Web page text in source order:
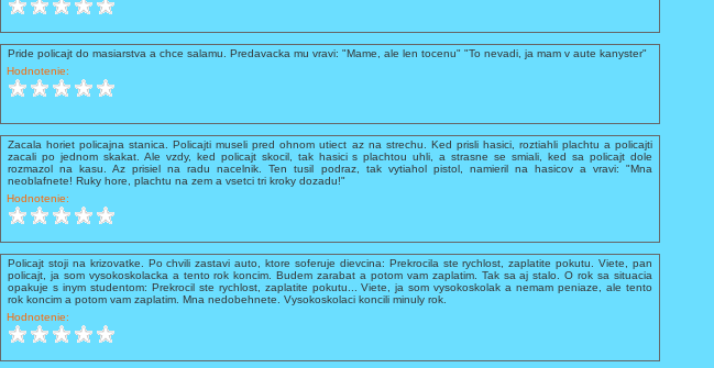
Pride policajt do masiarstva a chce salamu. Predavacka mu vravi: "Mame, ale len tocenu" "To nevadi, ja mam v aute kanyster"
Hodnotenie:
Zacala horiet policajna stanica. Policajti museli pred ohnom utiect az na strechu. Ked prisli hasici, roztiahli plachtu a policajti
zacali po jednom skakat. Ale vzdy, ked policajt skocil, tak hasici s plachtou uhli, a strasne se smiali, ked sa policajt dole
rozmazol na kasu. Az prisiel na radu nacelnik. Ten tusil podraz, tak vytiahol pistol, namieril na hasicov a vravi: "Mna
neoblafnete! Ruky hore, plachtu na zem a vsetci tri kroky dozadu!"
Hodnotenie:
Policajt stoji na krizovatke. Po chvili zastavi auto, ktore soferuje dievcina: Prekrocila ste rychlost, zaplatite pokutu. Viete, pan
policajt, ja som vysokoskolacka a tento rok koncim. Budem zarabat a potom vam zaplatim. Tak sa aj stalo. O rok sa situacia
opakuje s inym studentom: Prekrocil ste rychlost, zaplatite pokutu... Viete, ja som vysokoskolak a nemam peniaze, ale tento
rok koncim a potom vam zaplatim. Mna nedobehnete. Vysokoskolaci koncili minuly rok.
Hodnotenie: